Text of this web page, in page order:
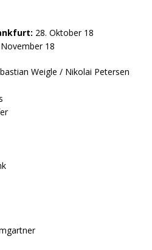
28. Oktober 18
18
Weigle / Nikolai Petersen